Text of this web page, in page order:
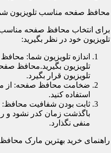
محافظ صفحه مناسب تلویزیون
برای انتخاب محافظ صفحه مناسب
تلویزیون خود در نظر بگیرید:
اندازه تلویزیون شما:
تلویزیون بگیرید.محافظ
تلویزیون قرار بگیرد.
ضخامت محافظ صفحه: از
استفاده کنید.
ثابت بودن شفافیت محافظ:
باگذشت زمان کدر نشود و
منفی نگذارد.
راهنمای خرید بهترین مارک